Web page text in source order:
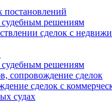
решениям
сделок с
решениям
сопровождение сделок
сделок с
судах